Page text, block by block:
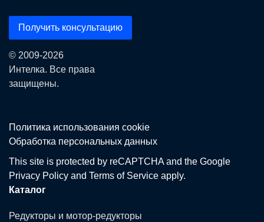
Получить консультацию
© 2009-2026
Интелка. Все права
защищены.
Политика использования сookie
Обработка персональных данных
This site is protected by reCAPTCHA and the Google
Privacy Policy and Terms of Service apply.
Каталог
Редукторы и мотор-редукторы